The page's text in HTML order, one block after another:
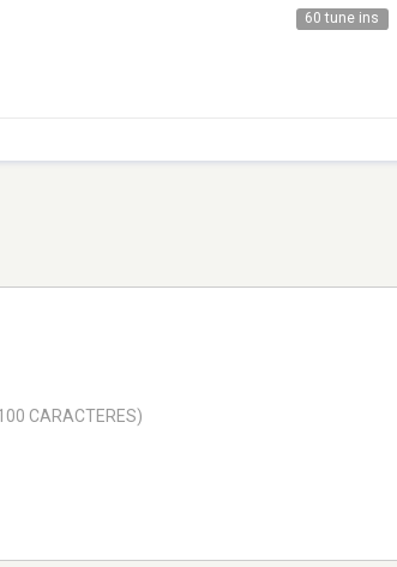
60 tune ins